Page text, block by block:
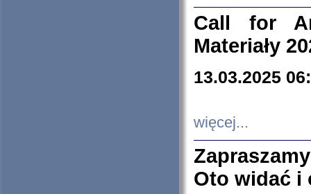
Call for
Materiały
13.03.2025
więcej...
Oto widać i